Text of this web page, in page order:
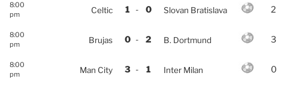
8:00
pm
Celtic 1 - 0 Slovan Bratislava 2
8:00
pm
Brujas 0 - 2 B. Dortmund 3
8:00
pm
Man City 3 - 1 Inter Milan 0